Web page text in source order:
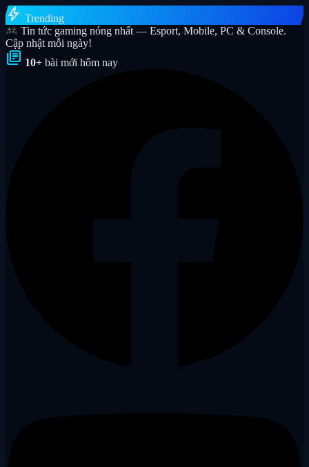
bolt Trending
Tin tức gaming nóng nhất — Esport, Mobile, PC & Console.
Cập nhật mỗi ngày!
library_books 10+ bài mới hôm nay